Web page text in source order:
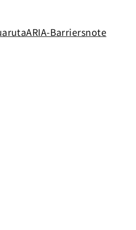
ARIA-Barriersnote